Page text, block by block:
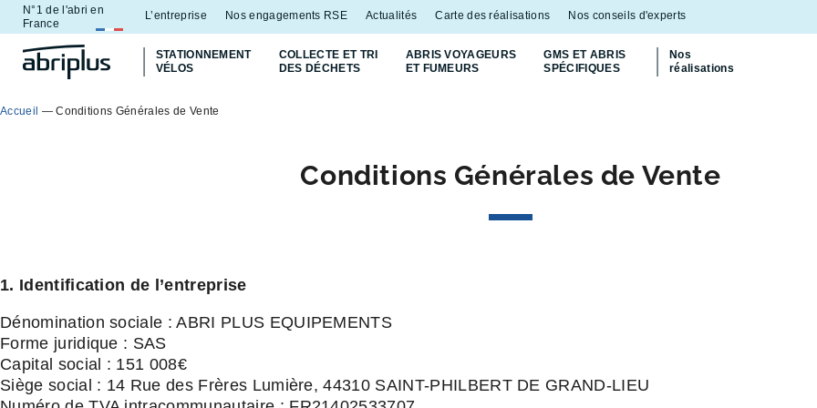
Aller
au
menu
Aller au
contenu
STATIONNEMENT
VÉLOS
COLLECTE ET TRI
DES DÉCHETS
ABRIS VOYAGEURS
ET FUMEURS
GMS ET ABRIS
SPÉCIFIQUES
Nos
réalisations
N°1 de l'abri en
France
L’entreprise Nos engagements RSE Actualités Carte des réalisations Nos conseils d'experts
Accueil —Conditions Générales de Vente
Conditions Générales de Vente
1. Identification de l’entreprise
Dénomination sociale : ABRI PLUS EQUIPEMENTS
Forme juridique : SAS
Capital social : 151 008€
Siège social : 14 Rue des Frères Lumière, 44310 SAINT-PHILBERT DE GRAND-LIEU